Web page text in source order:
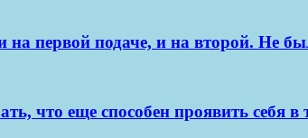
на первой подаче, и на второй. Не
что еще способен проявить себя